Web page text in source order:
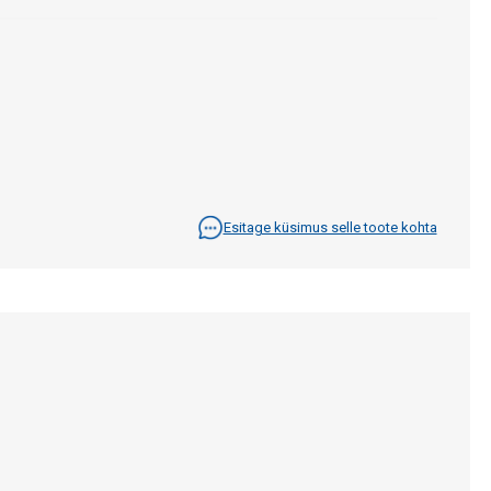
Esitage küsimus selle toote kohta